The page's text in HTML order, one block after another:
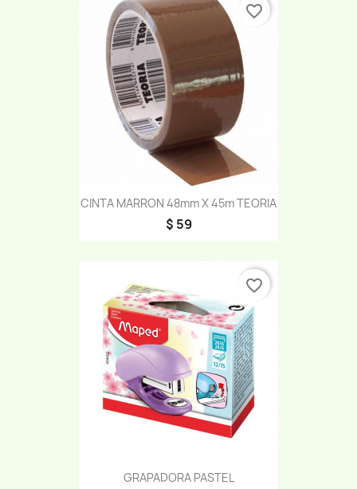
CINTA MARRON 48mm X 45m TEORIA
$ 59
favorite_border
GRAPADORA PASTEL
favorite_border